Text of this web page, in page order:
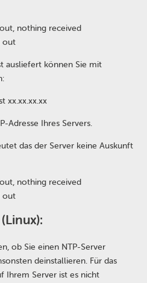
nothing received
out
ausliefert können Sie mit
xx.xx.xx.xx
Adresse Ihres Servers.
das der Server keine Auskunft
nothing received
out
ob Sie einen NTP-Server
deinstallieren. Für das
Ihrem Server ist es nicht